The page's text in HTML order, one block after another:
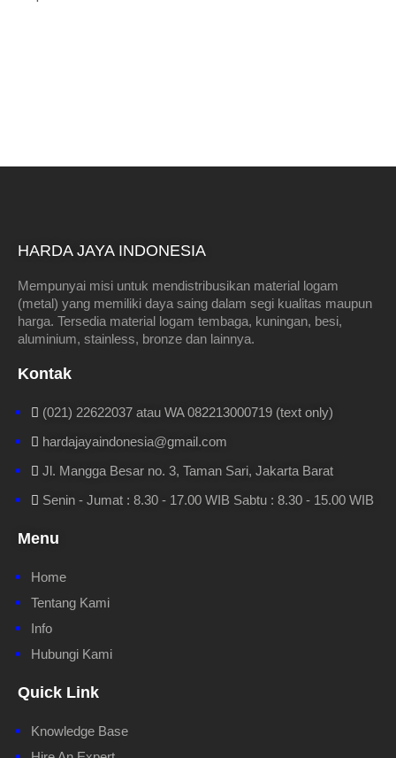
HARDA JAYA INDONESIA
Mempunyai misi untuk mendistribusikan material logam
(metal) yang memiliki daya saing dalam segi kualitas maupun
harga. Tersedia material logam tembaga, kuningan, besi,
aluminium, stainless, bronze dan lainnya.
Kontak
(021) 22622037 atau WA 082213000719 (text only)
hardajayaindonesia@gmail.com
Jl. Mangga Besar no. 3, Taman Sari, Jakarta Barat
Senin - Jumat : 8.30 - 17.00 WIB Sabtu : 8.30 - 15.00 WIB
Menu
Home
Tentang Kami
Info
Hubungi Kami
Quick Link
Knowledge Base